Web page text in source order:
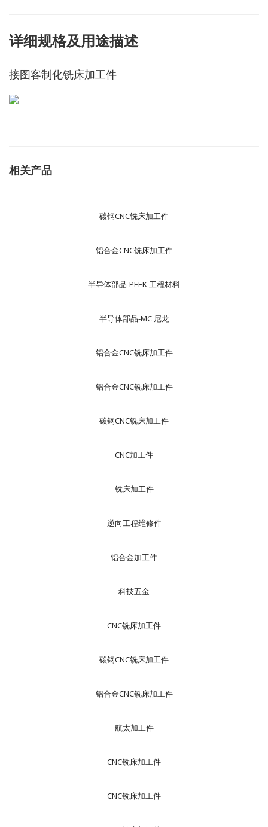
详细规格及用途描述
接图客制化铣床加工件
相关产品
碳钢CNC铣床加工件
铝合金CNC铣床加工件
半导体部品-PEEK 工程材料
半导体部品-MC 尼龙
铝合金CNC铣床加工件
铝合金CNC铣床加工件
碳钢CNC铣床加工件
CNC加工件
铣床加工件
逆向工程维修件
铝合金加工件
科技五金
CNC铣床加工件
碳钢CNC铣床加工件
铝合金CNC铣床加工件
航太加工件
CNC铣床加工件
CNC铣床加工件